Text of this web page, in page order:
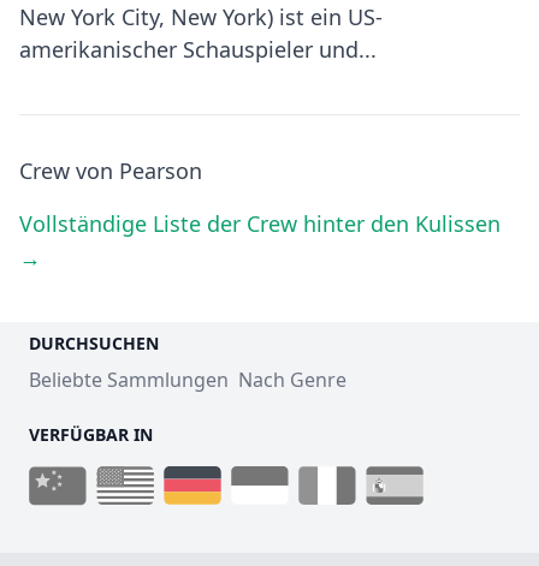
New York City, New York) ist ein US-
amerikanischer Schauspieler und...
Crew von Pearson
Vollständige Liste der Crew hinter den Kulissen
→
DURCHSUCHEN
Beliebte Sammlungen Nach Genre
VERFÜGBAR IN